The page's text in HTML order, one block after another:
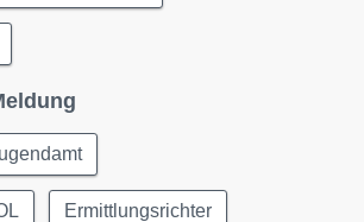
Ermittlungsrichter